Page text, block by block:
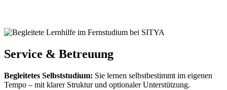
Service & Betreuung
Begleitetes Selbststudium: Sie lernen selbstbestimmt im eigenen
Tempo – mit klarer Struktur und optionaler Unterstützung.